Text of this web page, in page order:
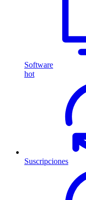
Software
hot
Suscripciones